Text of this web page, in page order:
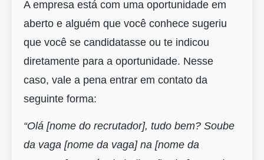
A empresa está com uma oportunidade em
aberto e alguém que você conhece sugeriu
que você se candidatasse ou te indicou
diretamente para a oportunidade. Nesse
caso, vale a pena entrar em contato da
seguinte forma:
“Olá [nome do recrutador], tudo bem? Soube
da vaga [nome da vaga] na [nome da